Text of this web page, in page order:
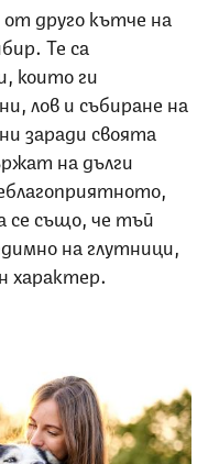
друго кътче на
Те са
които ги
лов и събиране на
заради своята
на дълги
се също, че тъй
на глутници,
характер.